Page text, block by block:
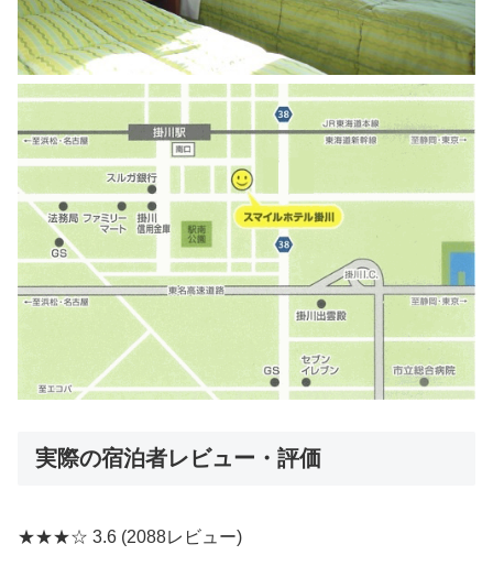
実際の宿泊者レビュー・評価
★★★☆ 3.6 (2088レビュー)